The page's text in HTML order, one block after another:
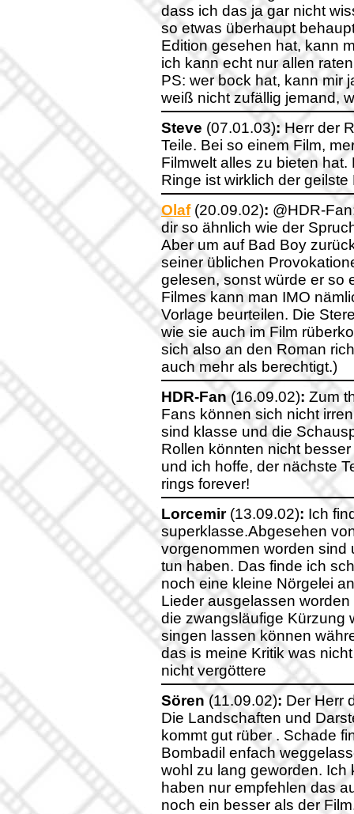
dass ich das ja gar nicht
so etwas überhaupt
Edition gesehen hat, kann
ich kann echt nur allen
PS: wer bock hat, kann mir
weiß nicht zufällig jemand,
Steve (07.01.03):Herr der
Teile. Bei so einem Film,
Filmwelt alles zu bieten hat.
Ringe ist wirklich der
Olaf(20.09.02): @HDR-
dir so ähnlich wie der
Aber um auf Bad Boy
seiner üblichen
gelesen, sonst würde er so
Filmes kann man IMO
Vorlage beurteilen. Die
wie sie auch im Film
sich also an den Roman
auch mehr als berechtigt.)
HDR-Fan(16.09.02): Zum
Fans können sich nicht
sind klasse und die
Rollen könnten nicht
und ich hoffe, der nächste
rings forever!
Lorcemir(13.09.02): Ich
superklasse.Abgesehen
vorgenommen worden sind
tun haben. Das finde ich
noch eine kleine Nörgelei
Lieder ausgelassen
die zwangsläufige Kürzung
singen lassen können
das is meine Kritik was
nicht vergöttere
Sören (11.09.02): Der Herr
Die Landschaften und
kommt gut rüber . Schade
Bombadil enfach
wohl zu lang geworden.
haben nur empfehlen das
noch ein besser als der